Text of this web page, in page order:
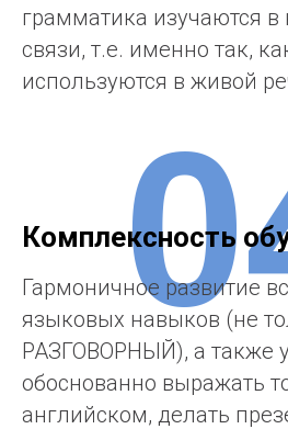
аудио и видео
постоянное повторение.
грамматика изучаются в
Комплексность
Гармоничное развитие
языковых навыков (не
РАЗГОВОРНЫЙ), а также